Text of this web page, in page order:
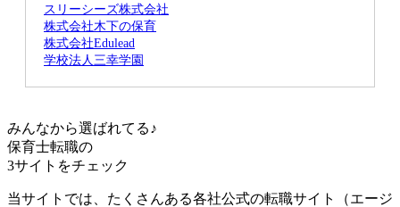
スリーシーズ株式会社
株式会社木下の保育
株式会社Edulead
学校法人三幸学園
みんなから選ばれてる♪
保育士転職の
3サイト をチェック
当サイトでは、たくさんある各社公式の転職サイト（エージ